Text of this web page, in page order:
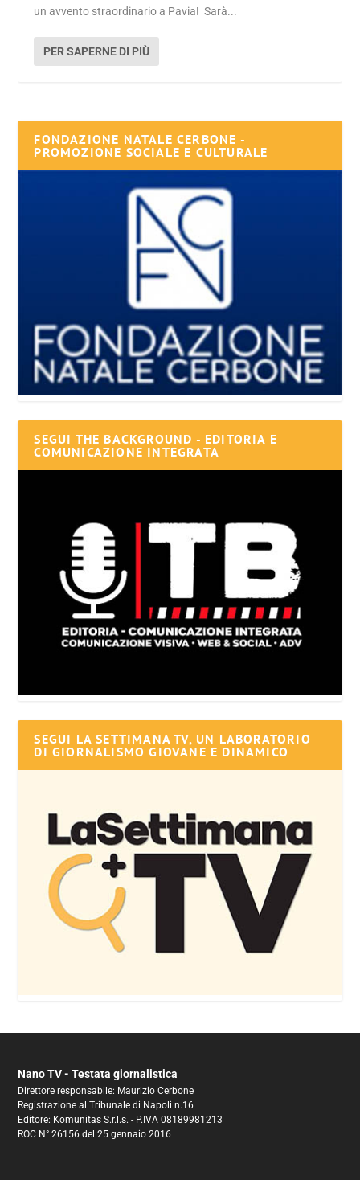
un avvento straordinario a Pavia! Sarà...
PER SAPERNE DI PIÙ
FONDAZIONE NATALE CERBONE -
PROMOZIONE SOCIALE E CULTURALE
SEGUI THE BACKGROUND - EDITORIA E
COMUNICAZIONE INTEGRATA
SEGUI LA SETTIMANA TV, UN LABORATORIO
DI GIORNALISMO GIOVANE E DINAMICO
Nano TV - Testata giornalistica
Direttore responsabile: Maurizio Cerbone
Registrazione al Tribunale di Napoli n.16
Editore: Komunitas S.r.l.s. - P.IVA 08189981213
ROC N° 26156 del 25 gennaio 2016